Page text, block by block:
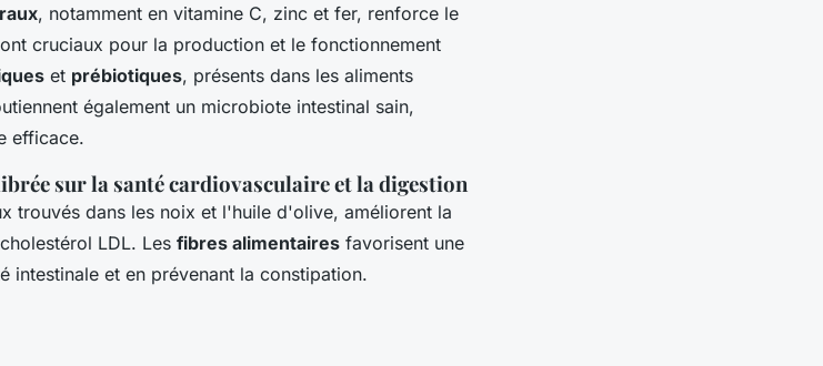
, notamment en vitamine C, zinc et fer, renforce le
cruciaux pour la production et le fonctionnement
et prébiotiques, présents dans les aliments
également un microbiote intestinal sain,
efficace.
sur la santé cardiovasculaire et la digestion
trouvés dans les noix et l'huile d'olive, améliorent la
LDL. Les fibres alimentaires favorisent une
intestinale et en prévenant la constipation.